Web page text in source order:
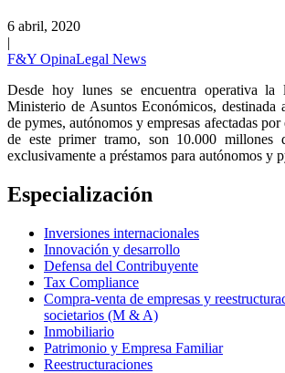
6 abril, 2020
|
F&Y OpinaLegal News
Desde hoy lunes se encuentra operativa la
Ministerio de Asuntos Económicos,
de pymes, autónomos y empresas afectadas
de este primer tramo, son 10.000 millones
exclusivamente a préstamos para autónomos y
Especialización
Inversiones internacionales
Innovación y desarrollo
Defensa del Contribuyente
Tax Compliance
Compra-venta de empresas y
societarios (M & A)
Inmobiliario
Patrimonio y Empresa Familiar
Reestructuraciones